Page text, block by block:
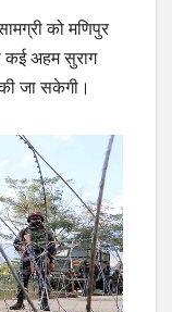
को मणिपुर
कई अहम सुराग
जा सकेगी।